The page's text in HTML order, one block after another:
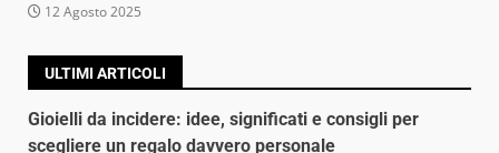
12 Agosto 2025
ULTIMI ARTICOLI
Gioielli da incidere: idee, significati e consigli per
scegliere un regalo davvero personale